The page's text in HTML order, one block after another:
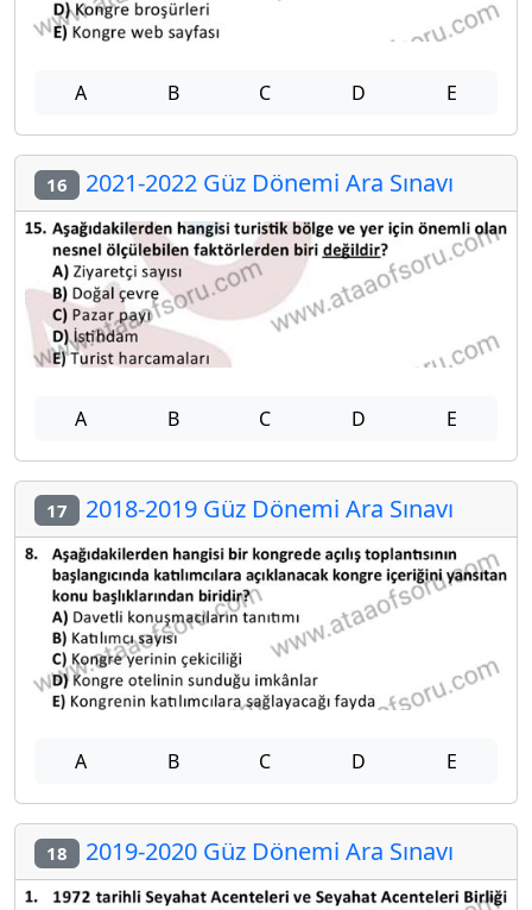
A B C D E
16 2021-2022 Güz Dönemi Ara Sınavı
A B C D E
17 2018-2019 Güz Dönemi Ara Sınavı
A B C D E
18 2019-2020 Güz Dönemi Ara Sınavı